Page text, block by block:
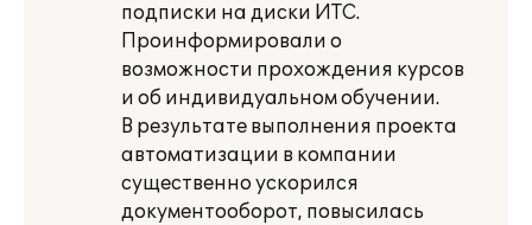
подписки на диски ИТС.
Проинформировали о
возможности прохождения курсов
и об индивидуальном обучении.
В результате выполнения проекта
автоматизации в компании
существенно ускорился
документооборот, повысилась